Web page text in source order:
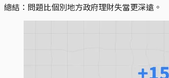
總結：問題比個別地方政府理財失當更深遠。